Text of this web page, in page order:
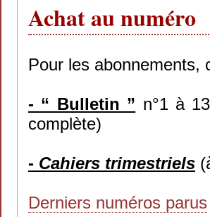
Achat au numéro
Pour les abonnements,
- “ Bulletin ” n°1 à
complète)
- Cahiers trimestriels
Derniers numéros parus